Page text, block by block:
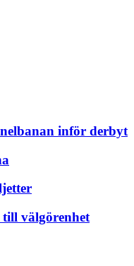
inför derbyt
till välgörenhet